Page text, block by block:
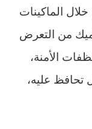
الماكينات
من التعرض
الأمنة،
تحافظ عليه،